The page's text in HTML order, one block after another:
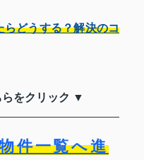
らどうする？解決のコ
をクリック ▼
件一覧へ進